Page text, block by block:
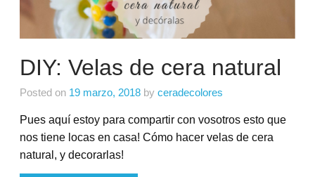
DIY: Velas de cera natural
Posted on 19 marzo, 2018 by ceradecolores
Pues aquí estoy para compartir con vosotros esto que
nos tiene locas en casa! Cómo hacer velas de cera
natural, y decorarlas!